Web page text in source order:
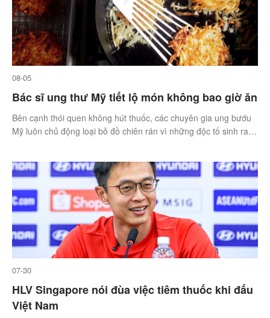
08-05
Bác sĩ ung thư Mỹ tiết lộ món không bao giờ ăn
Bên cạnh thói quen không hút thuốc, các chuyên gia ung bướu
Mỹ luôn chủ động loại bỏ đồ chiên rán vì những độc tố sinh ra ở
07-30
HLV Singapore nói đùa việc tiêm thuốc khi đấu
Việt Nam